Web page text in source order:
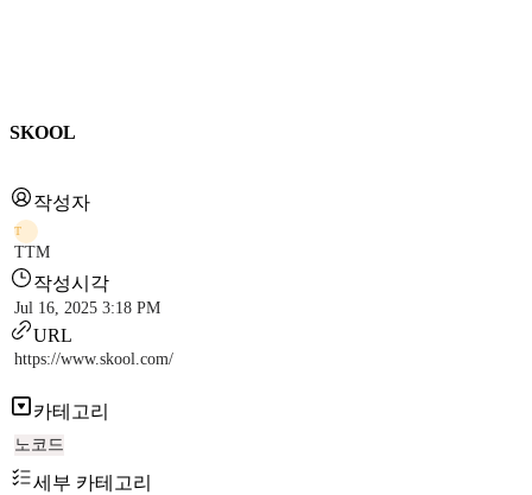
SKOOL
작성자
T
TTM
작성시각
Jul 16, 2025 3:18 PM
URL
https://www.skool.com/
카테고리
노코드
세부 카테고리